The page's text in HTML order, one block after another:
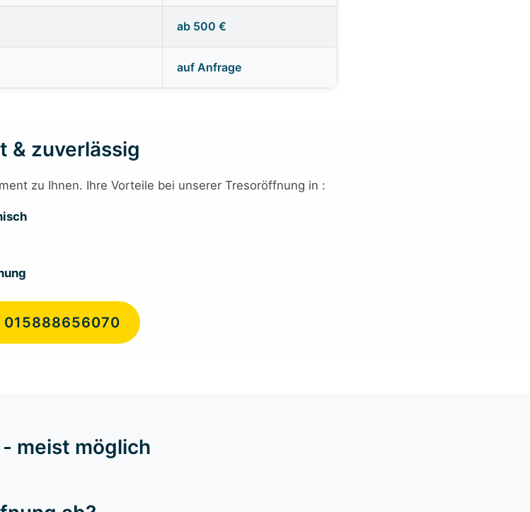
ab 500 €
auf Anfrage
& zuverlässig
zu Ihnen. Ihre Vorteile bei unserer Tresoröffnung in :
015888656070
meist möglich